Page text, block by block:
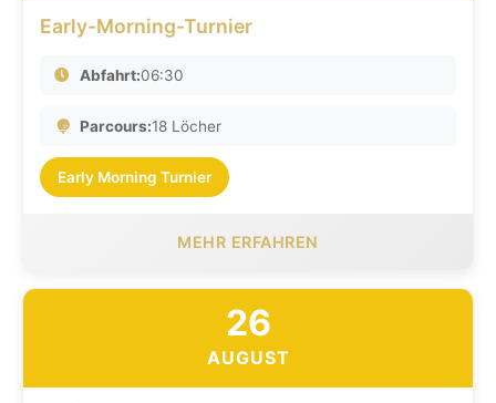
Early-Morning-Turnier
Abfahrt:06:30
Parcours:18 Löcher
Early Morning Turnier
MEHR ERFAHREN
26
AUGUST